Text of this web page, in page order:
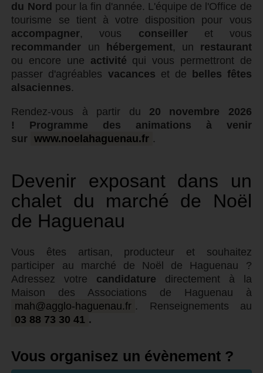
du Nord pour la fin d'année. L'équipe de l'Office de
tourisme se tient à votre disposition pour vous
accompagner, vous conseiller et vous
recommander un hébergement, un restaurant
ou encore une activité qui vous permettront de
passer d'agréables vacances et de
belles fêtes
alsaciennes.
Rendez-vous à partir du 20 novembre 2026
! Programme des animations à venir
sur www.noelahaguenau.fr .
Devenir exposant dans un
chalet du marché de Noël
de Haguenau
Vous êtes artisan, producteur et souhaitez
participer au marché de Noël de Haguenau ?
Adressez votre candidature directement à la
Maison des Associations de Haguenau à
mah@agglo-haguenau.fr . Renseignements au
03 88 73 30 41 .
Vous organisez un évènement ?